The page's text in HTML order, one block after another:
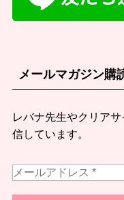
メールマガジン購
レバナ先生やクリア
信しています。